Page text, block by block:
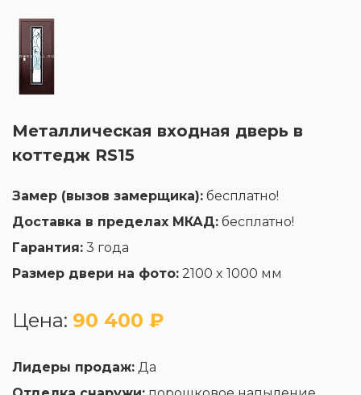
Металлическая входная дверь в
коттедж RS15
Замер (вызов замерщика): бесплатно!
Доставка в пределах МКАД: бесплатно!
Гарантия: 3 года
Размер двери на фото: 2100 x 1000 мм
Цена: 90 400 ₽
Лидеры продаж: Да